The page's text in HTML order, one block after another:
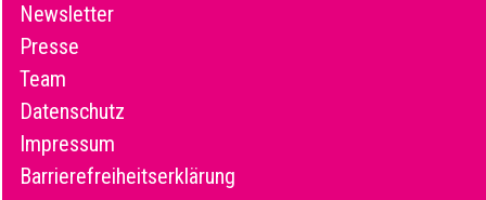
Newsletter
Presse
Team
Datenschutz
Impressum
Barrierefreiheitserklärung